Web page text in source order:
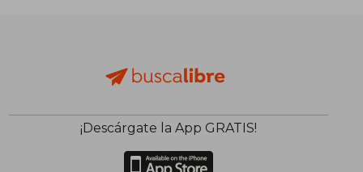
¡Descárgate la App GRATIS!